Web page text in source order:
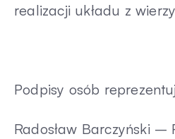
realizacji układu z
Podpisy osób
Radosław Barczyński –